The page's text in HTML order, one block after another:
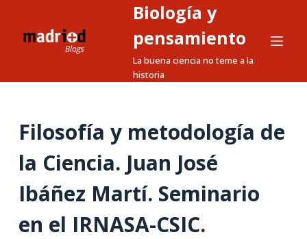
a
e
Biología y
pensamiento
La buena ciencia no teme a la
historia
Filosofía y metodología de
la Ciencia. Juan José
Ibáñez Martí. Seminario
en el IRNASA-CSIC.